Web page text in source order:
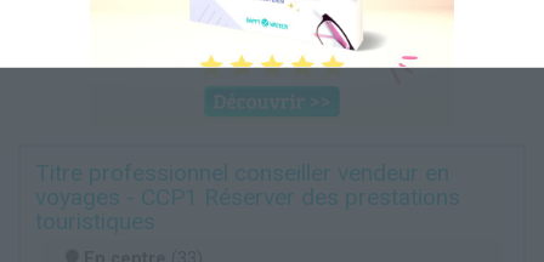
Titre professionnel conseiller vendeur en
voyages - CCP1 Réserver des prestations
touristiques